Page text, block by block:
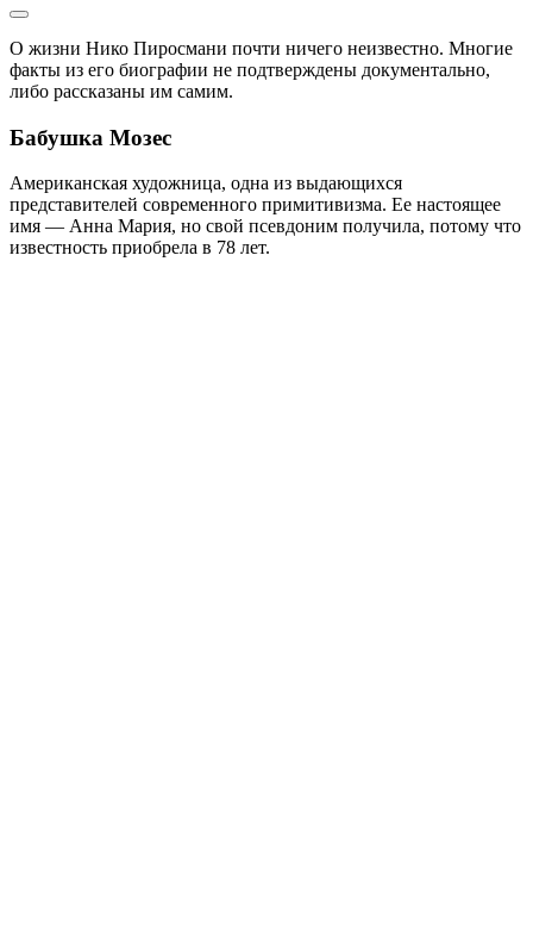
О жизни Нико Пиросмани почти ничего неизвестно. Многие
факты из его биографии не подтверждены документально,
либо рассказаны им самим.
Бабушка Мозес
Американская художница, одна из выдающихся
представителей современного примитивизма. Ее настоящее
имя — Анна Мария, но свой псевдоним получила, потому что
известность приобрела в 78 лет.